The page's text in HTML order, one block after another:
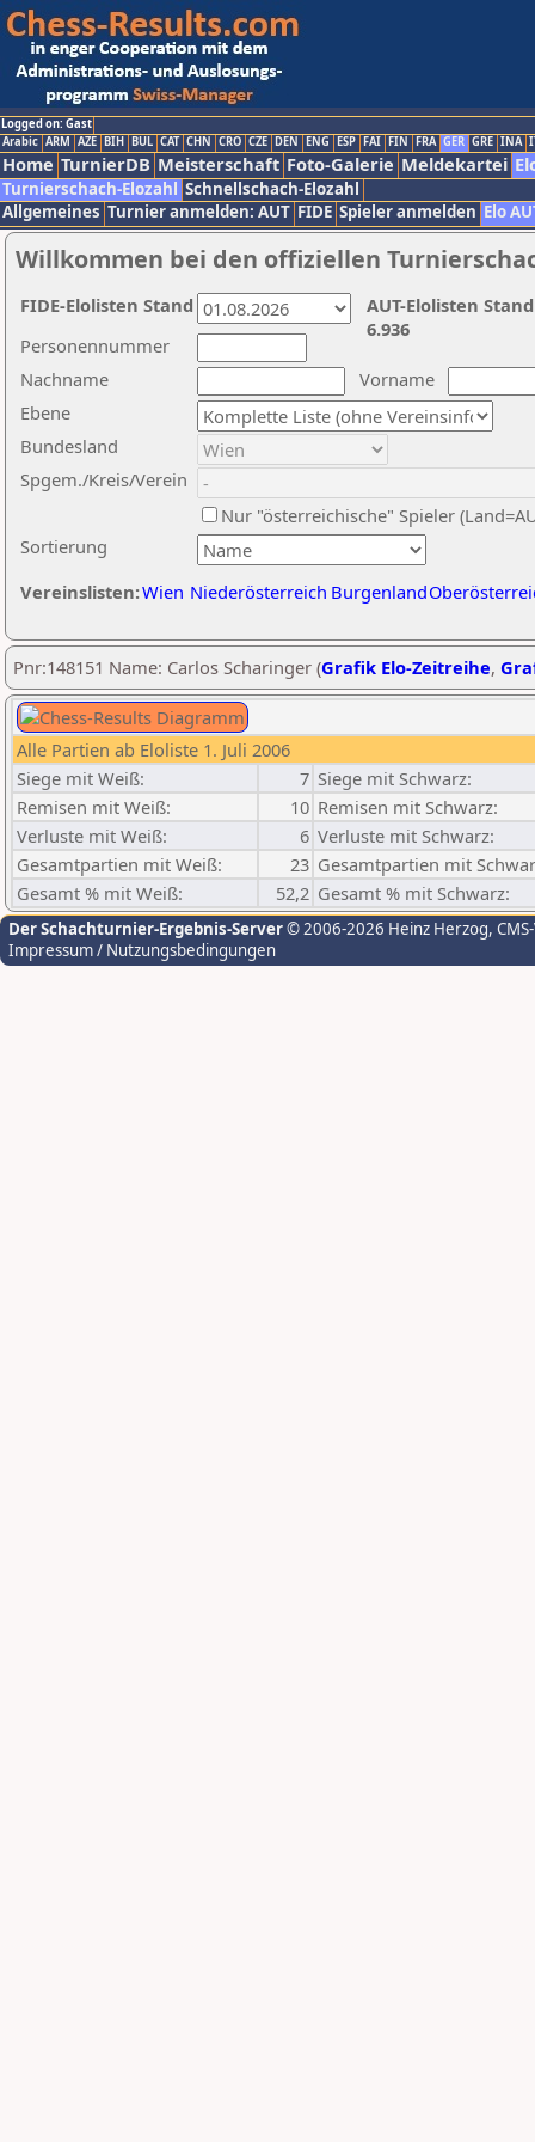
Logged on: Gast
Arabic ARM AZE BIH BUL CAT CHN CRO CZE DEN ENG ESP FAI FIN FRA GER GRE INA
Home TurnierDB Meisterschaft Foto-Galerie Meldekartei
Turnierschach-Elozahl Schnellschach-Elozahl
Allgemeines Turnier anmelden: AUT FIDE Spieler anmelden Elo
Willkommen bei den offiziellen
Nachname
Vorname
Ebene
Sortierung
Personennummer
Bundesland
Spgem./Kreis/Verein
Nur "österreichische" Spieler
Vereinslisten:Wien Niederösterreich Burgenland
AUT-Elolisten
6.936
FIDE-Elolisten Stand
Pnr:148151 Name: Carlos Scharinger (Grafik Elo-Zeitreihe,
Alle Partien ab Eloliste 1. Juli 2006
Siege mit Weiß:
7 Siege mit Schwarz:
Remisen mit Weiß:
10 Remisen mit Schwarz:
Verluste mit Weiß:
6 Verluste mit Schwarz:
Gesamtpartien mit Weiß:
23 Gesamtpartien mit
Gesamt % mit Weiß:
52,2 Gesamt % mit Schwarz:
Der Schachturnier-Ergebnis-Server© 2006-2026 Heinz Herzog,
Impressum / Nutzungsbedingungen